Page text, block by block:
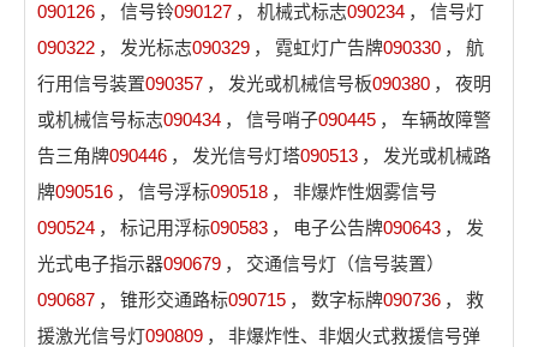
090126 ， 信号铃090127 ， 机械式标志090234 ，
信号灯
090322 ， 发光标志090329 ， 霓虹灯广告牌090330 ，
航
行用信号装置090357 ， 发光或机械信号板090380 ，
夜明
或机械信号标志090434 ， 信号哨子090445 ，
车辆故障警
告三角牌090446 ， 发光信号灯塔090513 ，
发光或机械路
牌090516 ， 信号浮标090518 ，
非爆炸性烟雾信号
090524 ， 标记用浮标090583 ， 电子公告牌090643 ，
发
光式电子指示器090679 ，
交通信号灯（信号装置）
090687 ， 锥形交通路标090715 ， 数字标牌090736 ，
救
援激光信号灯090809 ，
非爆炸性、非烟火式救援信号弹